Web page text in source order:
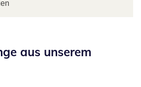
aus unserem